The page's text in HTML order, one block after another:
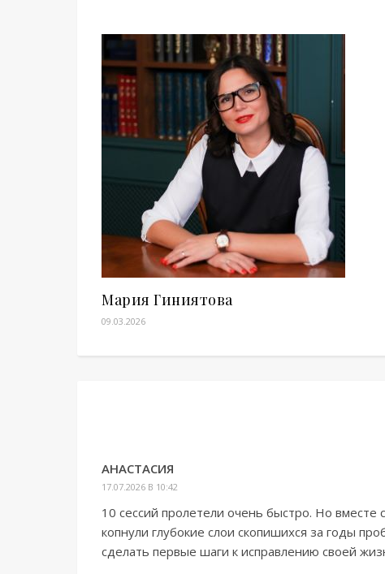
Мария Гиниятова
09.03.2026
АНАСТАСИЯ
17.07.2026 В 10:42
10 сессий пролетели очень быстро. Но
копнули глубокие слои скопишихся за годы
сделать первые шаги к исправлению своей